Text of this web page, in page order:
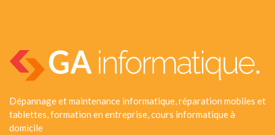
Dépannage et maintenance informatique, réparation mobiles et
tablettes, formation en entreprise, cours informatique à
domicile